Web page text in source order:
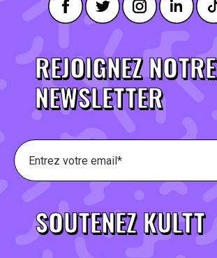
REJOIGNEZ NOTRE
NEWSLETTER
SOUTENEZ KULTT